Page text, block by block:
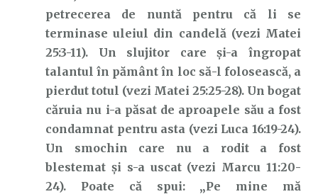
petrecerea de nuntă pentru că li se
terminase uleiul din candelă (vezi Matei
25:3-11). Un slujitor care și-a îngropat
talantul în pământ în loc să-l folosească, a
pierdut totul (vezi Matei 25:25-28). Un bogat
căruia nu i-a păsat de aproapele său a fost
condamnat pentru asta (vezi Luca 16:19-24).
Un smochin care nu a rodit a fost
blestemat și s-a uscat (vezi Marcu 11:20-
24). Poate că spui: „Pe mine mă